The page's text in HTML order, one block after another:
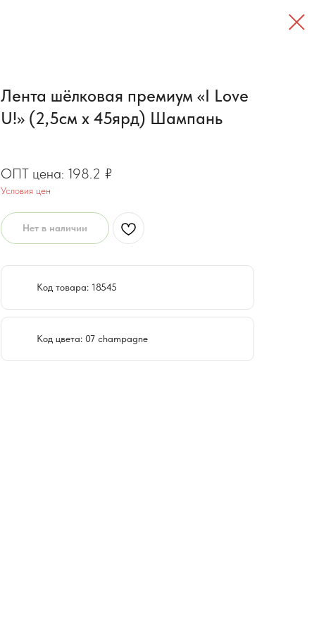
Лента шёлковая премиум «I Love
U!» (2,5см х 45ярд) Шампань
198.2 ₽
Условия цен
Нет в наличии
Код товара: 18545
Код цвета: 07 champagne